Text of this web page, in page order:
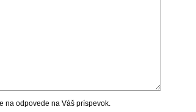
na odpovede na Váš príspevok.